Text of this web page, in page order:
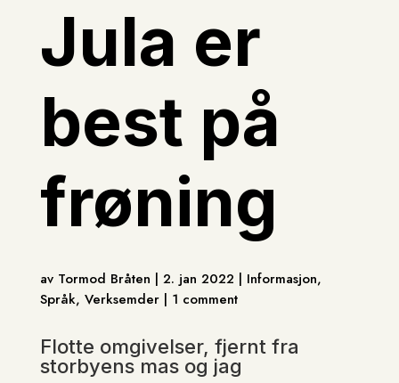
Jula er
best på
frøning
av Tormod Bråten | 2. jan 2022 | Informasjon,
Språk, Verksemder | 1 comment
Flotte omgivelser, fjernt fra
storbyens mas og jag